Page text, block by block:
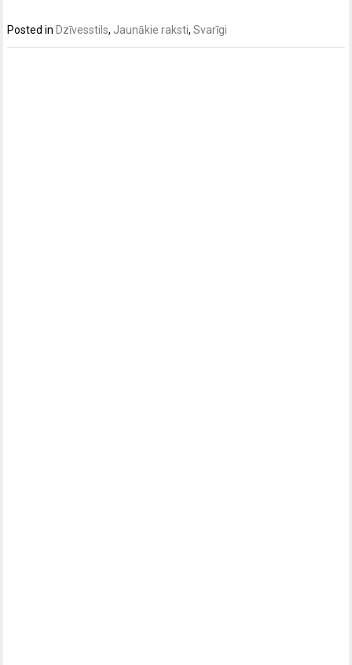
Posted in Dzīvesstils, Jaunākie raksti,Svarīgi